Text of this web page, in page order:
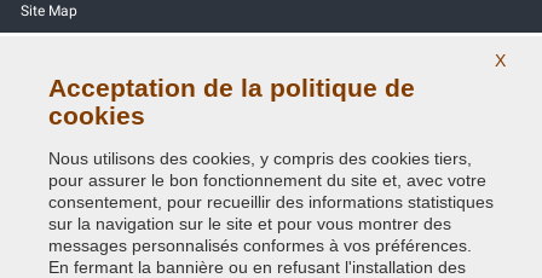
Site Map
Codes couleurs
Politique de confidentialité - RGPD
Copyright © 2014 - 2026. All Rights Reserved.
X
Acceptation de la politique de
cookies
Nous utilisons des cookies, y compris des cookies tiers,
pour assurer le bon fonctionnement du site et, avec votre
consentement, pour recueillir des informations statistiques
sur la navigation sur le site et pour vous montrer des
messages personnalisés conformes à vos préférences.
En fermant la bannière ou en refusant l'installation des